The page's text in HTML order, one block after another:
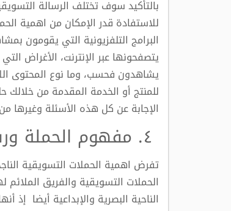
بالتأكيد سوف تختلف الرسالة
للاستفادة قدر الإمكان من اهمية
البرامج التلفزيونية التي يقومون
يتصفحونها عبر الإنترنت، الأغراض
يشاهدون فحسب، وما نوع المحتوى
للمنتج أو الخدمة المقدمة من
الإجابة عن كل هذه الأسئلة وغيرها
تفرض اهمية الحملات التسويقية
الحملات التسويقية والفريق الملائم
الناحية البصرية والإبداعية أيضا إذ